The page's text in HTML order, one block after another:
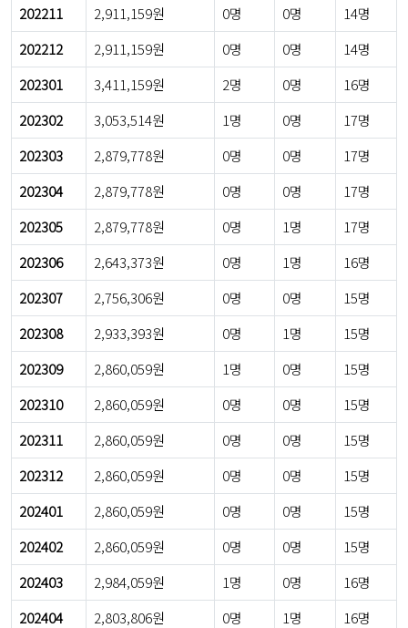
202211 2,911,159원 0명 0명
14명
202212
2,911,159원 0명 0명
14명
202301
3,411,159원 2명 0명
16명
202302
3,053,514원 1명 0명
17명
202303
2,879,778원 0명 0명
17명
202304
2,879,778원 0명 0명
17명
202305
2,879,778원 0명 1명
17명
202306
2,643,373원 0명 1명
16명
202307
2,756,306원 0명 0명
15명
202308
2,933,393원 0명 1명
15명
202309
2,860,059원 1명 0명
15명
202310
2,860,059원 0명 0명
15명
202311
2,860,059원 0명 0명
15명
202312
2,860,059원 0명 0명
15명
202401
2,860,059원 0명 0명
15명
202402
2,860,059원 0명 0명
15명
202403
2,984,059원 1명 0명
16명
202404
2,803,806원 0명 1명
16명